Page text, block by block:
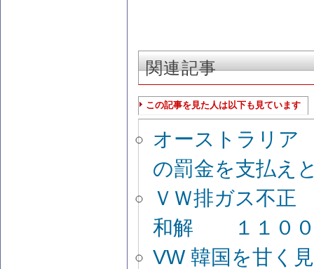
関連記事
この記事を見た人は以下も見ています
オーストラリア
の罰金を支払え
ＶＷ排ガス不正
和解 １１００
VW 韓国を甘く